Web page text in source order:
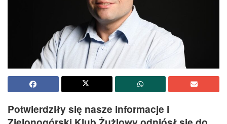
Potwierdziły się nasze informacje i